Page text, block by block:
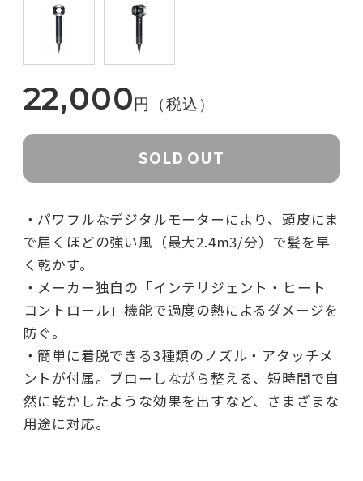
22,000円（税込）
SOLD OUT
・パワフルなデジタルモーターにより、頭皮にま
で届くほどの強い風（最大2.4m3/分）で髪を早
く乾かす。
・メーカー独自の「インテリジェント・ヒート
コントロール」機能で過度の熱によるダメージを
防ぐ。
・簡単に着脱できる3種類のノズル・アタッチメ
ントが付属。ブローしながら整える、短時間で自
然に乾かしたような効果を出すなど、さまざまな
用途に対応。